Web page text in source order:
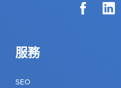
服務
SEO